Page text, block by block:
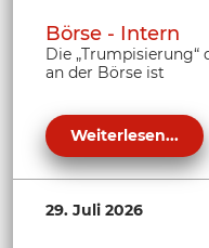
Börse - Intern
Die „Trumpisierung“
an der Börse ist
Weiterlesen...
29. Juli 2026